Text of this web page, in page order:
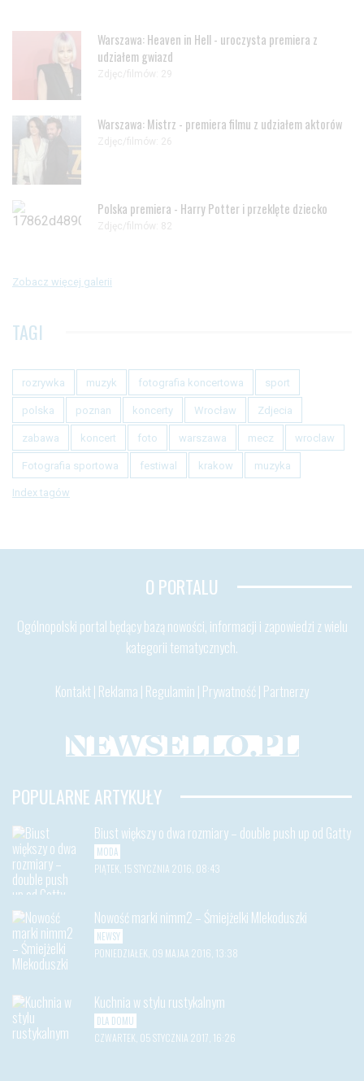
Warszawa: Heaven in Hell - uroczysta premiera z
udziałem gwiazd
Zdjęc/filmów: 29
Warszawa: Mistrz - premiera filmu z udziałem aktorów
Zdjęc/filmów: 26
Polska premiera - Harry Potter i przeklęte dziecko
Zdjęc/filmów: 82
Zobacz więcej galerii
TAGI
rozrywka muzyk fotografia koncertowa sport
polska poznan koncerty Wrocław Zdjecia
zabawa koncert foto warszawa mecz wroclaw
Fotografia sportowa festiwal krakow muzyka
Index tagów
O PORTALU
Ogólnopolski portal będący bazą nowości, informacji i zapowiedzi z wielu
kategorii tematycznych.
Kontakt | Reklama | Regulamin | Prywatność| Partnerzy
POPULARNE ARTYKUŁY
Biust większy o dwa rozmiary – double push up od Gatty
MODA
PIĄTEK, 15 STYCZNIA 2016, 08:43
Nowość marki nimm2 – Śmiejżelki Mlekoduszki
NEWSY
PONIEDZIAŁEK, 09 MAJAA 2016, 13:38
Kuchnia w stylu rustykalnym
DLA DOMU
CZWARTEK, 05 STYCZNIA 2017, 16:26